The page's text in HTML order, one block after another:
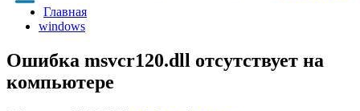
Главная
windows
Ошибка msvcr120.dll отсутствует на
компьютере